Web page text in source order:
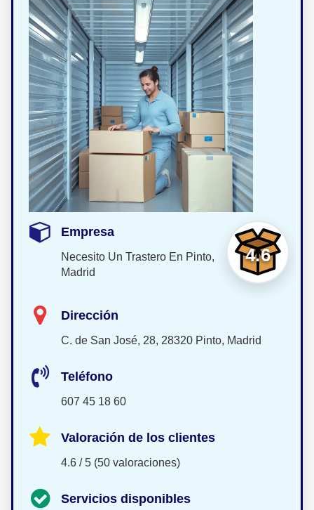
4.6
Empresa
Necesito Un Trastero En Pinto,
Madrid
Dirección
C. de San José, 28, 28320 Pinto, Madrid
Teléfono
607 45 18 60
Valoración de los clientes
4.6 / 5 (50 valoraciones)
Servicios disponibles